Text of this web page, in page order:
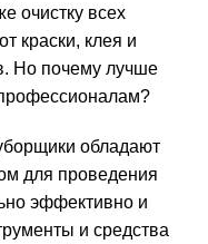
очистку всех
краски, клея и
Но почему лучше
обладают
для проведения
эффективно и
и средства